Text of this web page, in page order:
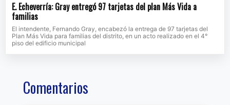
E. Echeverría: Gray entregó 97 tarjetas del plan Más Vida a
familias
El intendente, Fernando Gray, encabezó la entrega de 97 tarjetas del
Plan Más Vida para familias del distrito, en un acto realizado en el 4°
piso del edificio municipal
Comentarios